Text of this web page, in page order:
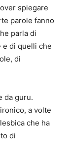
spiegare
parole fanno
parla di
e di quelli che
di
da guru.
a volte
che ha
di